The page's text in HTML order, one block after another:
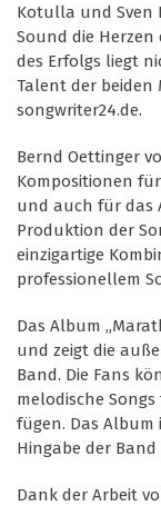
Kotulla und Sven
Sound die Herzen
des Erfolgs liegt
Talent der beiden
songwriter24.de.
Bernd Oettinger
Kompositionen
und auch für das
Produktion der
einzigartige
professionellem
Das Album
und zeigt die
Band. Die Fans
melodische
fügen. Das
Hingabe der
Dank der Arbeit